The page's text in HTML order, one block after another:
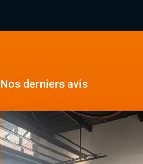
Nos derniers avis